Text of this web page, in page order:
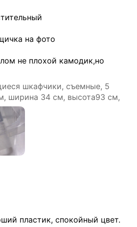
на фото
не плохой камодик,но
шкафчики, съемные, 5
ширина 34 см, высота93 см,
пластик, спокойный цвет.